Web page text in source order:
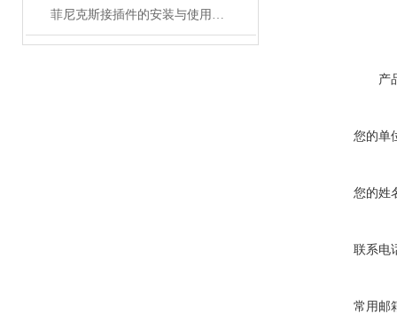
菲尼克斯接插件的安装与使用技巧
产
您的单
您的姓
联系电
常用邮